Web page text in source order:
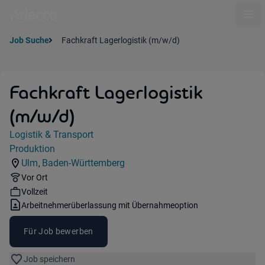
Job Suche Fachkraft Lagerlogistik (m/w/d)
Fachkraft Lagerlogistik
(m/w/d)
Jobdetails
Kategorie:
Logistik & Transport
Industry:
Produktion
Standorte:
Ulm,
Region:
Baden-Württemberg
Remote Option:
Vor Ort
Workhours:
Vollzeit
Vertragsart:
Arbeitnehmerüberlassung mit Übernahmeoption
Für Job bewerben
Job speichern